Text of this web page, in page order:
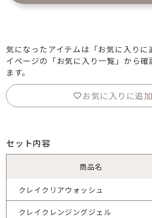
気になったアイテムは「お気に入りに
イページの「お気に入り一覧」から確
ます。
お気に入りに追加
セット内容
商品名
クレイクリアウォッシュ
クレイクレンジングジェル